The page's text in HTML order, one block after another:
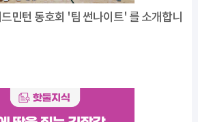
민턴 동호회 '팀 썬나이트' 를 소개합니